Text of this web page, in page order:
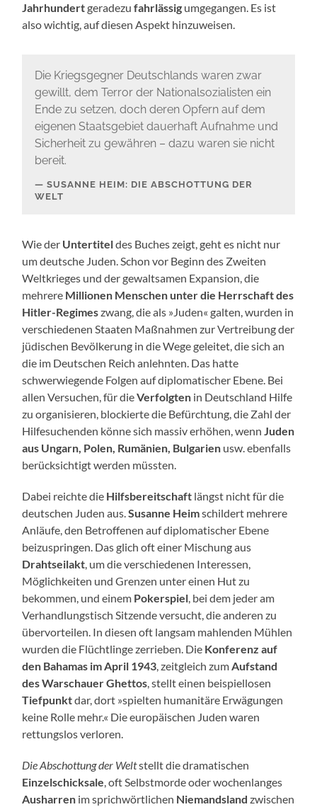
Jahrhundertgeradezufahrlässig umgegangen. Es ist
also wichtig, auf diesen Aspekt hinzuweisen.
Die Kriegsgegner Deutschlands waren zwar
gewillt, dem Terror der Nationalsozialisten ein
Ende zu setzen, doch deren Opfern auf dem
eigenen Staatsgebiet dauerhaft Aufnahme und
Sicherheit zu gewähren – dazu waren sie nicht
bereit.
SUSANNE HEIM: DIE ABSCHOTTUNG DER
WELT
Wie der Untertiteldes Buches zeigt, geht es nicht nur
um deutsche Juden. Schon vor Beginn des Zweiten
Weltkrieges und der gewaltsamen Expansion, die
mehrere Millionen Menschen unter die Herrschaft des
Hitler-Regimeszwang, die als »Juden« galten, wurden in
verschiedenen Staaten Maßnahmen zur Vertreibung der
jüdischen Bevölkerung in die Wege geleitet, die sich an
die im Deutschen Reich anlehnten. Das hatte
schwerwiegende Folgen auf diplomatischer Ebene. Bei
allen Versuchen, für dieVerfolgten in Deutschland Hilfe
zu organisieren, blockierte die Befürchtung, die Zahl der
Hilfesuchenden könne sich massiv erhöhen, wennJuden
aus Ungarn, Polen, Rumänien, Bulgarien usw. ebenfalls
berücksichtigt werden müssten.
Dabei reichte die Hilfsbereitschaft längst nicht für die
deutschen Juden aus.Susanne Heimschildert mehrere
Anläufe, den Betroffenen auf diplomatischer Ebene
beizuspringen. Das glich oft einer Mischung aus
Drahtseilakt, um die verschiedenen Interessen,
Möglichkeiten und Grenzen unter einen Hut zu
bekommen, und einem Pokerspiel, bei dem jeder am
Verhandlungstisch Sitzende versucht, die anderen zu
übervorteilen. In diesen oft langsam mahlenden Mühlen
wurden die Flüchtlinge zerrieben. Die Konferenz auf
den Bahamas im April 1943, zeitgleich zumAufstand
des Warschauer Ghettos, stellt einen beispiellosen
Tiefpunktdar, dort »spielten humanitäre Erwägungen
keine Rolle mehr.« Die europäischen Juden waren
rettungslos verloren.
Die Abschottung der Weltstellt die dramatischen
Einzelschicksale, oft Selbstmorde oder wochenlanges
Ausharren im sprichwörtlichen Niemandslandzwischen